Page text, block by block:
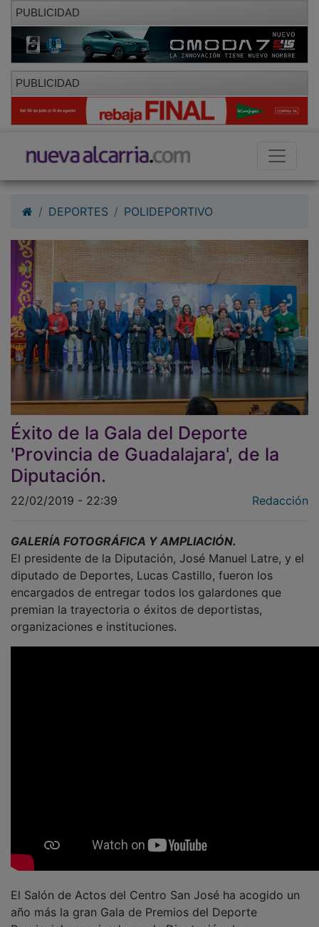
PUBLICIDAD
PUBLICIDAD
Éxito de la Gala del Deporte
'Provincia de Guadalajara', de la
Diputación.
22/02/2019 - 22:39
GALERÍA FOTOGRÁFICA Y AMPLIACIÓN.
El presidente de la Diputación, José Manuel Latre, y el
diputado de Deportes, Lucas Castillo, fueron los
encargados de entregar todos los galardones que
premian la trayectoria o éxitos de deportistas,
organizaciones e instituciones.
año más la gran Gala de Premios del Deporte
Provincial organizada por la Diputación de